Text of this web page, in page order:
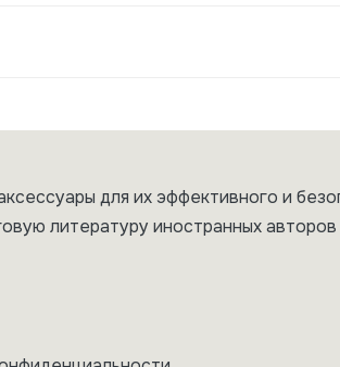
для их эффективного и
литературу иностранных авторов